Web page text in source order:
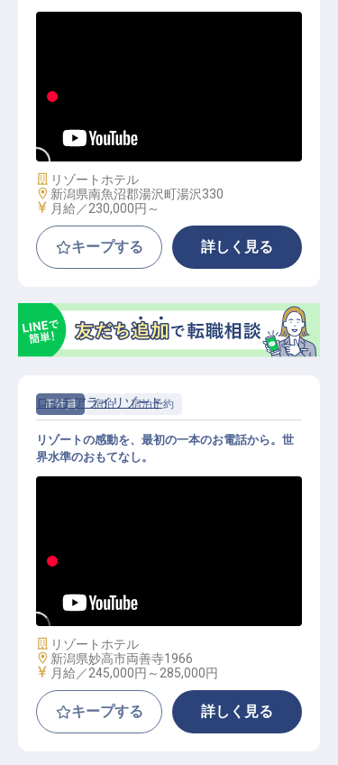
フロント│月25万円～／奥湯沢の静
施設業態
リゾートホテル
勤務地
新潟県南魚沼郡湯沢町湯沢330
給与
月給／230,000円～
キープする 詳しく見る
正社員 宿泊 宿泊予約
準の接客スキル／社員寮完備
ロッテアライリゾート
リゾートの感動を、最初の一本のお電話から。世
界水準のおもてなし。
施設業態
リゾートホテル
勤務地
新潟県妙高市両善寺1966
給与
月給／245,000円～ 285,000円
キープする 詳しく見る